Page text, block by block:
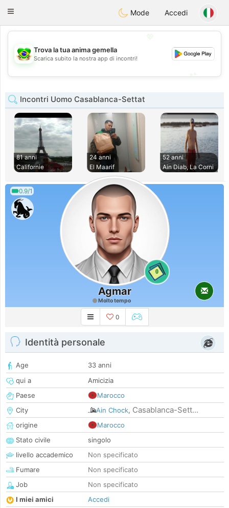
Conversar
Toggle
Mode Accedi
💖
💕
Trova la tua anima gemella
Scarica subito la nostra app di incontri!
Incontri Uomo Casablanca-Settat
81 anni
Californie
24 anni
El Maarif
52 anni
Ain Diab, La Corni
0.9/1
0
Agmar
Molto tempo
0
Identità personale
Age
33 anni
qui a
Amicizia
Paese
Marocco
City
Ain Chock, Casablanca-Sett...
origine
Marocco
Stato civile
singolo
livello accademico
Non specificato
Fumare
Non specificato
Job
Non specificato
I miei amici
Accedi